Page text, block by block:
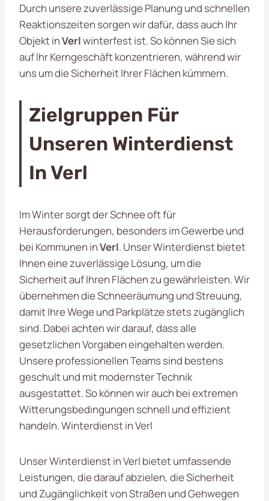
Durch unsere zuverlässige Planung und schnellen
Reaktionszeiten sorgen wir dafür, dass auch Ihr
Objekt inVerlwinterfest ist. So können Sie sich
auf Ihr Kerngeschäft konzentrieren, während wir
uns um die Sicherheit Ihrer Flächen kümmern.
Zielgruppen Für
Unseren Winterdienst
In Verl
Im Winter sorgt der Schnee oft für
Herausforderungen, besonders im Gewerbe und
bei Kommunen inVerl. Unser Winterdienst bietet
Ihnen eine zuverlässige Lösung, um die
Sicherheit auf Ihren Flächen zu gewährleisten. Wir
übernehmen die Schneeräumung und Streuung,
damit Ihre Wege und Parkplätze stets zugänglich
sind. Dabei achten wir darauf, dass alle
gesetzlichen Vorgaben eingehalten werden.
Unsere professionellen Teams sind bestens
geschult und mit modernster Technik
ausgestattet. So können wir auch bei extremen
Witterungsbedingungen schnell und effizient
handeln. Winterdienst in Verl
Unser Winterdienst in Verl bietet umfassende
Leistungen, die darauf abzielen, die Sicherheit
und Zugänglichkeit von Straßen und Gehwegen